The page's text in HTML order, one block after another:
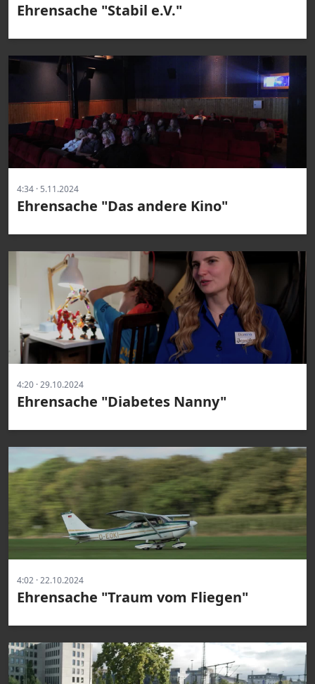
Ehrensache "Stabil e.V."
4:34 · 5.11.2024
Ehrensache "Das andere Kino"
4:20 · 29.10.2024
Ehrensache "Diabetes Nanny"
4:02 · 22.10.2024
Ehrensache "Traum vom Fliegen"